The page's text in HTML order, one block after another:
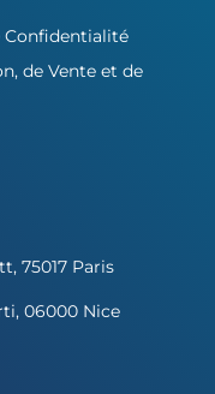
Confidentialité
de Vente et de
75017 Paris
06000 Nice